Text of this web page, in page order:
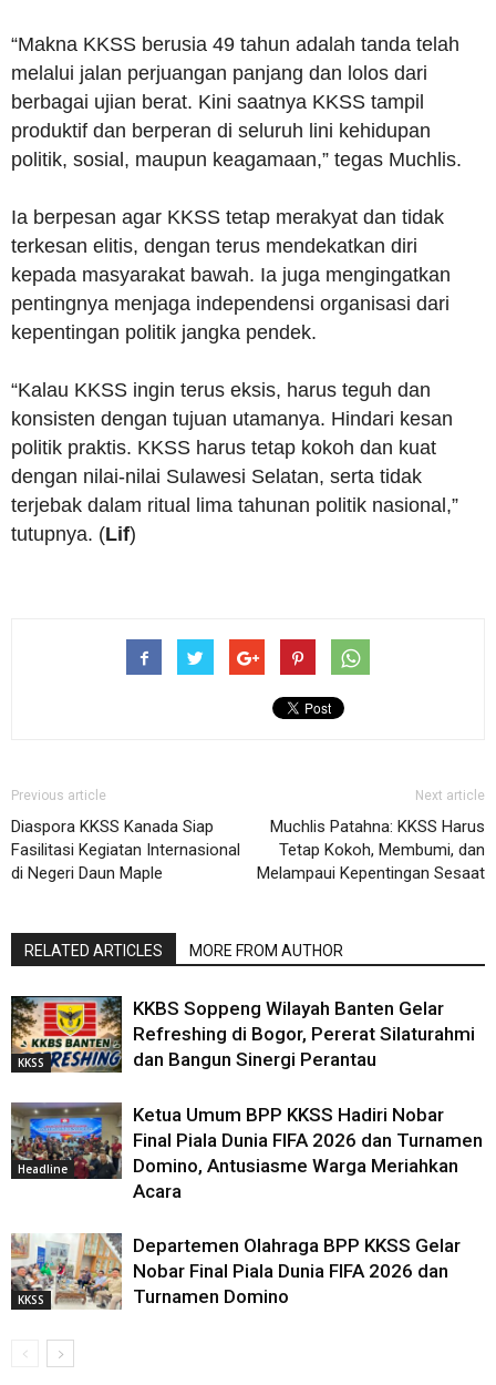
“Makna KKSS berusia 49 tahun adalah tanda telah
melalui jalan perjuangan panjang dan lolos dari
berbagai ujian berat. Kini saatnya KKSS tampil
produktif dan berperan di seluruh lini kehidupan
politik, sosial, maupun keagamaan,” tegas Muchlis.
Ia berpesan agar KKSS tetap merakyat dan tidak
terkesan elitis, dengan terus mendekatkan diri
kepada masyarakat bawah. Ia juga mengingatkan
pentingnya menjaga independensi organisasi dari
kepentingan politik jangka pendek.
“Kalau KKSS ingin terus eksis, harus teguh dan
konsisten dengan tujuan utamanya. Hindari kesan
politik praktis. KKSS harus tetap kokoh dan kuat
dengan nilai-nilai Sulawesi Selatan, serta tidak
terjebak dalam ritual lima tahunan politik nasional,”
tutupnya. (Lif)
Previous article
Diaspora KKSS Kanada Siap
Fasilitasi Kegiatan Internasional
di Negeri Daun Maple
Next article
Muchlis Patahna: KKSS Harus
Tetap Kokoh, Membumi, dan
Melampaui Kepentingan Sesaat
RELATED ARTICLES MORE FROM AUTHOR
KKSS
KKBS Soppeng Wilayah Banten Gelar
Refreshing di Bogor, Pererat Silaturahmi
dan Bangun Sinergi Perantau
Headline
Ketua Umum BPP KKSS Hadiri Nobar
Final Piala Dunia FIFA 2026 dan Turnamen
Domino, Antusiasme Warga Meriahkan
Acara
KKSS
Departemen Olahraga BPP KKSS Gelar
Nobar Final Piala Dunia FIFA 2026 dan
Turnamen Domino